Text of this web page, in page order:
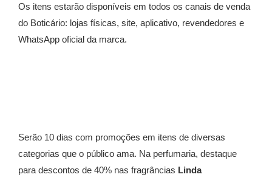
Os itens estarão disponíveis em todos os canais de venda
do Boticário: lojas físicas, site, aplicativo, revendedores e
WhatsApp oficial da marca.
Serão 10 dias com promoções em itens de diversas
categorias que o público ama. Na perfumaria, destaque
para descontos de 40% nas fragrâncias Linda